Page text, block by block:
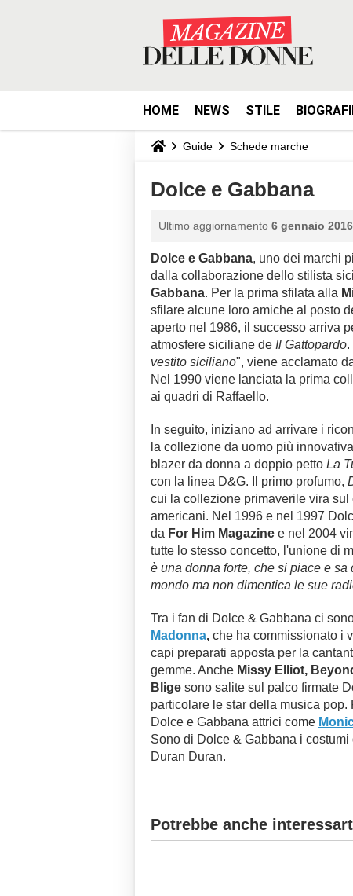
HOME NEWS STILE
Guide Schede marche
Dolce e Gabbana
Ultimo aggiornamento 6 gennaio
Dolce e Gabbana, uno dei marchi
dalla collaborazione dello stilista
Gabbana. Per la prima sfilata alla
sfilare alcune loro amiche al posto
aperto nel 1986, il successo arriva
atmosfere siciliane de Il Gattopardo.
vestito siciliano", viene acclamato
Nel 1990 viene lanciata la prima
ai quadri di Raffaello.
In seguito, iniziano ad arrivare i
la collezione da uomo più
blazer da donna a doppio petto La
con la linea D&G. Il primo profumo,
cui la collezione primaverile vira sul
americani. Nel 1996 e nel 1997
da For Him Magazine e nel 2004
tutte lo stesso concetto, l'unione di
è una donna forte, che si piace e
mondo ma non dimentica le sue
Tra i fan di Dolce & Gabbana ci
Madonna, che ha commissionato i
capi preparati apposta per la
gemme. Anche Missy Elliot,
Blige sono salite sul palco firmate
particolare le star della musica
Dolce e Gabbana attrici come
Sono di Dolce & Gabbana i costumi
Duran Duran.
Potrebbe anche